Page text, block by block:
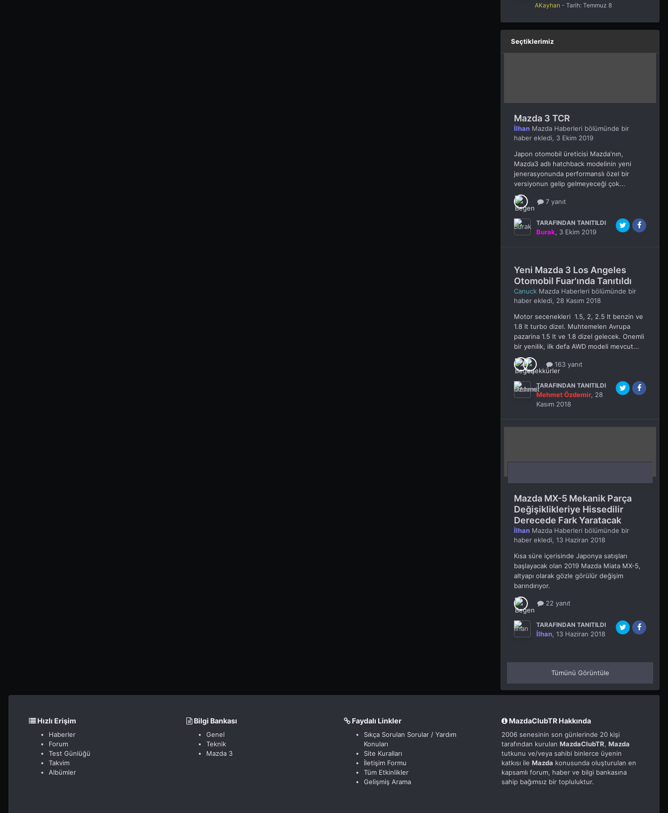
AKayhan - Tarih: Temmuz 8
Seçtiklerimiz
Mazda 3 TCR
İlhan Mazda Haberleri bölümünde bir
haber ekledi, 3 Ekim 2019
Japon otomobil üreticisi Mazda'nın,
Mazda3 adlı hatchback modelinin yeni
jenerasyonunda performanslı özel bir
versiyonun gelip gelmeyeceği çok...
7 yanıt
TARAFINDAN TANITILDI
Burak, 3 Ekim 2019
Yeni Mazda 3 Los Angeles
Otomobil Fuar'ında Tanıtıldı
Canuck Mazda Haberleri bölümünde bir
haber ekledi, 28 Kasım 2018
Motor secenekleri 1.5, 2, 2.5 lt benzin ve
1.8 lt turbo dizel. Muhtemelen Avrupa
pazarina 1.5 lt ve 1.8 dizel gelecek. Onemli
bir yenilik, ilk defa AWD modeli mevcut...
163 yanıt
TARAFINDAN TANITILDI
Mehmet Özdemir, 28
Kasım 2018
Mazda MX-5 Mekanik Parça
Değişiklikleriye Hissedilir
Derecede Fark Yaratacak
İlhan Mazda Haberleri bölümünde bir
haber ekledi, 13 Haziran 2018
Kısa süre içerisinde Japonya satışları
başlayacak olan 2019 Mazda Miata MX-5,
altyapı olarak gözle görülür değişim
barındırıyor.
22 yanıt
TARAFINDAN TANITILDI
İlhan, 13 Haziran 2018
Tümünü Görüntüle
Hızlı Erişim
Haberler
Forum
Test Günlüğü
Takvim
Albümler
Bilgi Bankası
Genel
Teknik
Mazda 3
Faydalı Linkler
Sıkça Sorulan Sorular / Yardım
Konuları
Site Kuralları
İletişim Formu
Tüm Etkinlikler
Gelişmiş Arama
MazdaClubTR Hakkında
2006 senesinin son günlerinde 20 kişi
tarafından kurulan MazdaClubTR, Mazda
tutkunu ve/veya sahibi binlerce üyenin
katkısı ile Mazda konusunda oluşturulan en
kapsamlı forum, haber ve bilgi bankasına
sahip bağımsız bir topluluktur.